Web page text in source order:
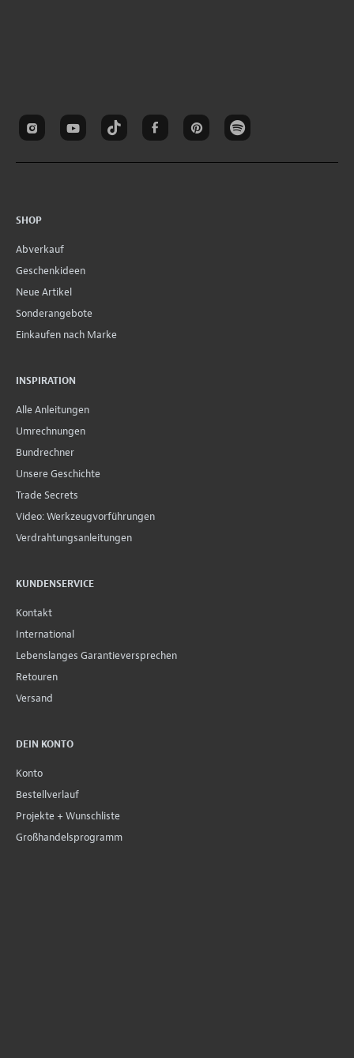
SHOP
Abverkauf
Geschenkideen
Neue Artikel
Sonderangebote
Einkaufen nach Marke
INSPIRATION
Alle Anleitungen
Umrechnungen
Bundrechner
Unsere Geschichte
Trade Secrets
Video: Werkzeugvorführungen
Verdrahtungsanleitungen
KUNDENSERVICE
Kontakt
International
Lebenslanges Garantieversprechen
Retouren
Versand
DEIN KONTO
Konto
Bestellverlauf
Projekte + Wunschliste
Großhandelsprogramm